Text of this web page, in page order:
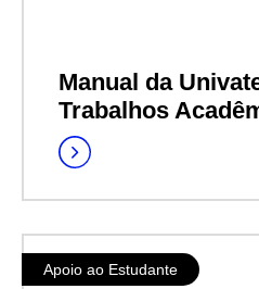
Manual da
Trabalhos
Apoio ao Estudante